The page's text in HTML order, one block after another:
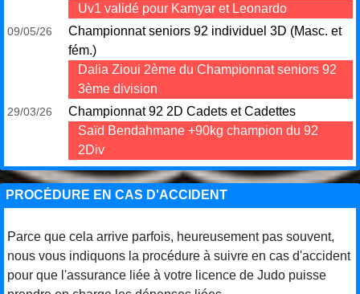
Uv1 validé pour Kamyar et Leonardo
09/05/26
Championnat seniors 92 individuel 3D (Masc. et
fém.)
Dalia Zioui 2ème du Championnat seniors 92
3ème division
29/03/26
Championnat 92 2D Cadets et Cadettes
Saïd Bendahmane +90kg champion du 92
2Div
PROCÉDURE EN CAS D'ACCIDENT
Parce que cela arrive parfois, heureusement pas souvent,
nous vous indiquons la procédure à suivre en cas d'accident
pour que l'assurance liée à votre licence de Judo puisse